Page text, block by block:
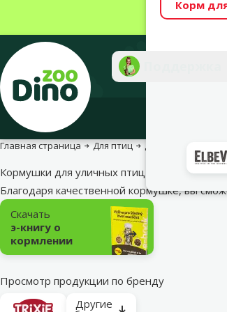
Корм
Главная страница Для птиц Для уличных птиц
Кормушки для уличных птиц
Благодаря качественной кормушке, вы
Подкатегория
Скачать
э-книгу о
кормлении
Просмотр продукции по бренду
Другие